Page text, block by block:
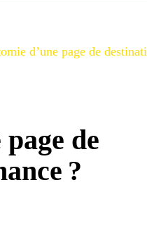
d’une page de
de
?